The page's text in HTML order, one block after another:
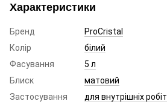
Характеристики
Бренд
ProCristal
Колір
білий
Фасування
5 л
Блиск
матовий
Застосування
для внутрішніх робіт